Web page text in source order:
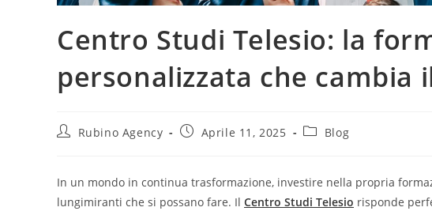
Centro Studi Telesio: la
personalizzata che cambia
Rubino Agency Aprile 11, 2025 Blog
In un mondo in continua trasformazione, investire nella propria
lungimiranti che si possano fare. Il Centro Studi Telesio risponde